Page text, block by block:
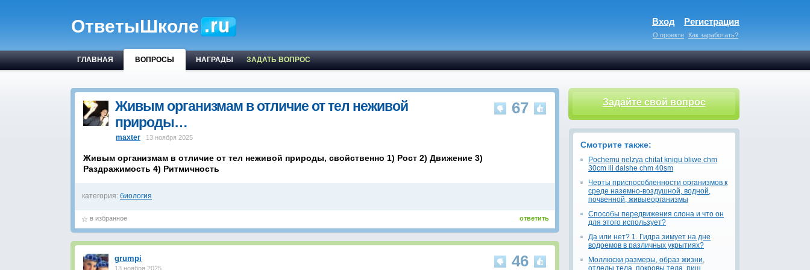
ОтветыШколе Вход Регистрация
О проекте Как заработать?
ГЛАВНАЯ ВОПРОСЫ НАГРАДЫ ЗАДАТЬ ВОПРОС
67
Живым организмам в отличие от тел неживой
природы…
maxter 13 ноября 2025
Живым организмам в отличие от тел неживой природы, свойственно 1) Рост 2) Движение 3)
Раздражимость 4) Ритмичность
категория: биология
ответить
в избранное
46
grumpi
13 ноября 2025
Задайте свой вопрос
Смотрите также:
Pochemu nelzya chitat knigu bliwe chm
30cm ili dalshe chm 40sm
Черты приспособленности организмов к
среде наземно-воздушной, водной,
почвенной, живыеорганизмы
Способы передвижения слона и что он
для этого использует?
Да или нет? 1. Гидра зимует на дне
водоемов в различных укрытиях?
Моллюски размеры, образ жизни,
отделы тела, покровы тела, пищ